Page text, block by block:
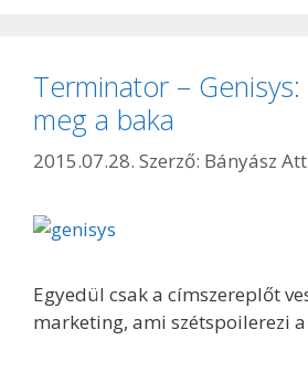
Terminator – Genisys:
meg a baka
2015.07.28. Szerző: Bányász
Egyedül csak a címszereplőt
marketing, ami szétspoilerezi